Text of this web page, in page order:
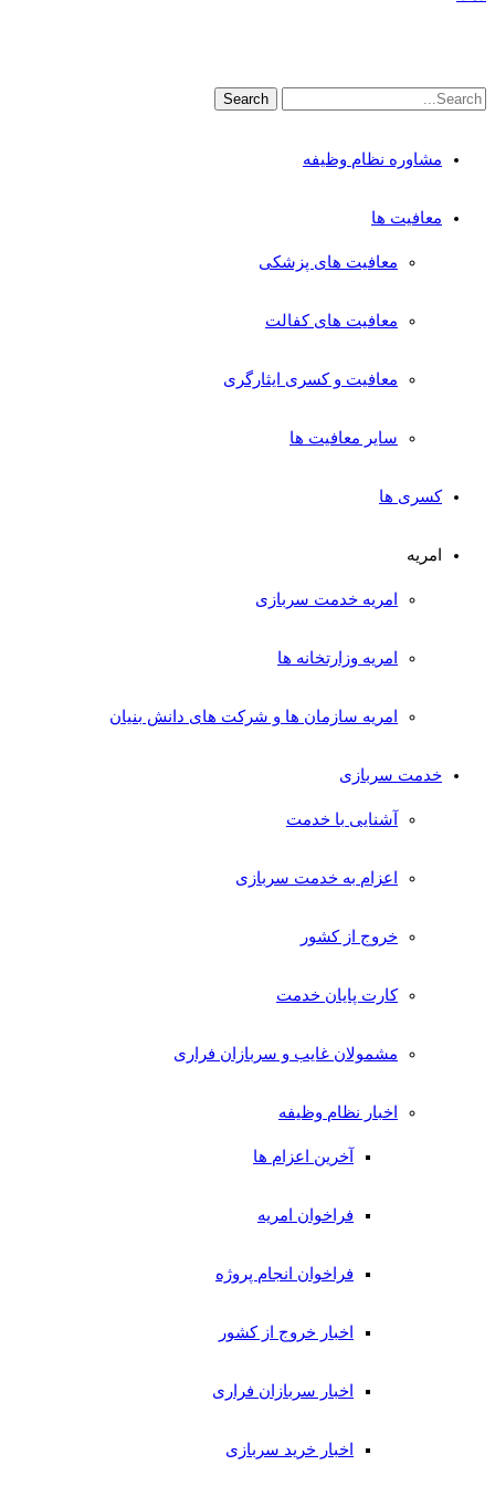
مشاوره نظام وظیفه
معافیت ها
معافیت های پزشکی
معافیت های کفالت
معافیت و کسری ایثارگری
سایر معافیت ها
کسری ها
امریه
امریه خدمت سربازی
امریه وزارتخانه ها
امریه سازمان ها و شرکت های دانش بنیان
خدمت سربازی
آشنایی با خدمت
اعزام به خدمت سربازی
خروج از کشور
کارت پایان خدمت
مشمولان غایب و سربازان فراری
اخبار نظام وظیفه
آخرین اعزام ها
فراخوان امریه
فراخوان انجام پروژه
اخبار خروج از کشور
اخبار سربازان فراری
اخبار خرید سربازی